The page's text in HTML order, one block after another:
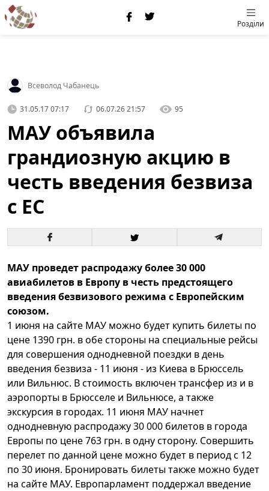
Розділи
Всеволод Чабанець
31.05.17 07:17 06.07.26 21:57 95
МАУ объявила
грандиозную акцию в
честь введения безвиза
с ЕС
МАУ проведет распродажу более 30 000
авиабилетов в Европу в честь предстоящего
введения безвизового режима с Европейским
союзом.
1 июня на сайте МАУ можно будет купить билеты по
цене 1390 грн. в обе стороны на специальные рейсы
для совершения однодневной поездки в день
введения безвиза - 11 июня - из Киева в Брюссель
или Вильнюс. В стоимость включен трансфер из и в
аэропорты в Брюсселе и Вильнюсе, а также
экскурсия в городах. 11 июня МАУ начнет
однодневную распродажу 30 000 билетов в города
Европы по цене 763 грн. в одну сторону. Совершить
перелет по данной цене можно будет в период с 12
по 30 июня. Бронировать билеты также можно будет
на сайте МАУ. Европарламент поддержал введение